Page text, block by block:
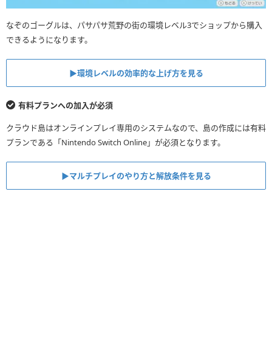
なぞのゴーグルは、パサパサ荒野の街の環境レベル3でショップから購入
できるようになります。
▶︎環境レベルの効率的な上げ方を見る
有料プランへの加入が必須
クラウド島はオンラインプレイ専用のシステムなので、島の作成には有料
プランである「Nintendo Switch Online」が必須となります。
▶︎マルチプレイのやり方と解放条件を見る